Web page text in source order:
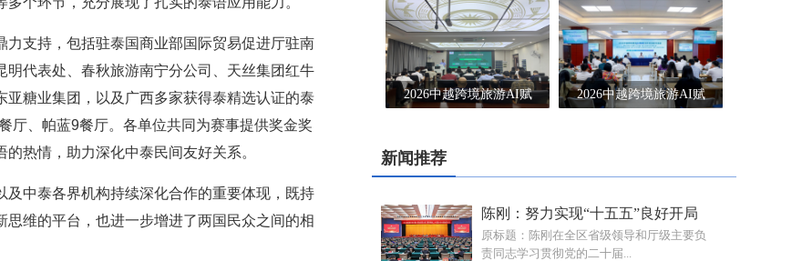
支持，包括驻泰国商业部国际贸易促进厅驻南
代表处、春秋旅游南宁分公司、天丝集团红牛
糖业集团，以及广西多家获得泰精选认证的泰
厅、帕蓝9餐厅。各单位共同为赛事提供奖金奖
热情，助力深化中泰民间友好关系。
中泰各界机构持续深化合作的重要体现，既持
维的平台，也进一步增进了两国民众之间的相
2026中越跨境旅游AI赋 2026中越跨境旅游AI赋
新闻推荐
陈刚：努力实现“十五五”良好开局
原标题：陈刚在全区省级领导和厅级主要负
责同志学习贯彻党的二十届...